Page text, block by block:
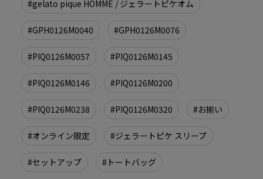
#gelato pique HOMME / ジェラートピケオム
#GPH0126M0040 #GPH0126M0076
#PIQ0126M0057 #PIQ0126M0145
#PIQ0126M0146 #PIQ0126M0200
#PIQ0126M0238 #PIQ0126M0320 #お揃い
#オンライン限定 #ジェラートピケ スリープ
#セットアップ #トートバッグ